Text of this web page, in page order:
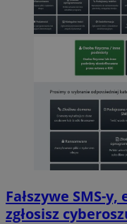
Fałszywe SMS-
zgłosisz